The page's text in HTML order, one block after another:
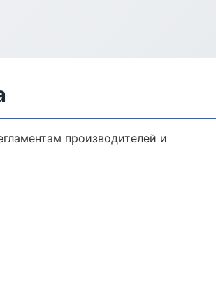
производителей и